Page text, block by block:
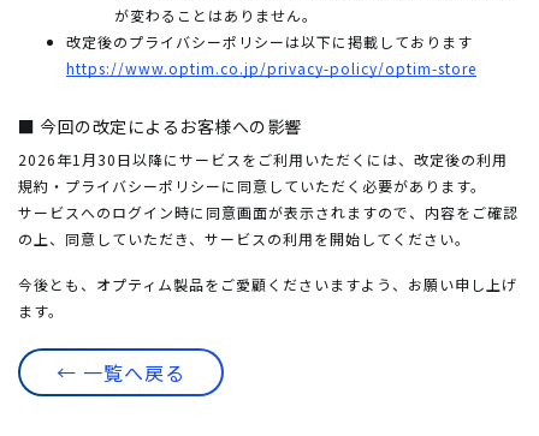
が変わることはありません。
改定後のプライバシーポリシーは以下に掲載しております
https://www.optim.co.jp/privacy-policy/optim-store
■ 今回の改定によるお客様への影響
2026年1月30日以降にサービスをご利用いただくには、改定後の利用
規約・プライバシーポリシーに同意していただく必要があります。
サービスへのログイン時に同意画面が表示されますので、内容をご確認
の上、同意していただき、サービスの利用を開始してください。
今後とも、オプティム製品をご愛顧くださいますよう、お願い申し上げ
ます。
← 一覧へ戻る